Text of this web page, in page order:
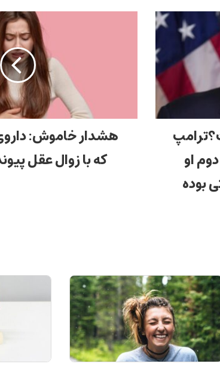
او
بوده
هشدار خاموش:
که با زوال عقل